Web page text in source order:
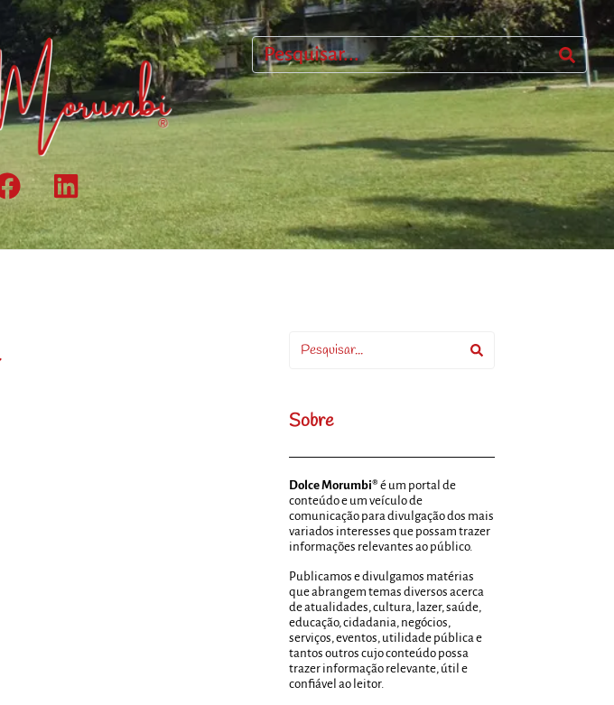
Sobre
Dolce Morumbi® é um portal de
conteúdo e um veículo de
comunicação para divulgação dos mais
variados interesses que possam trazer
informações relevantes ao público.
Publicamos e divulgamos matérias
que abrangem temas diversos acerca
de atualidades, cultura, lazer, saúde,
educação, cidadania, negócios,
serviços, eventos, utilidade pública e
tantos outros cujo conteúdo possa
trazer informação relevante, útil e
confiável ao leitor.